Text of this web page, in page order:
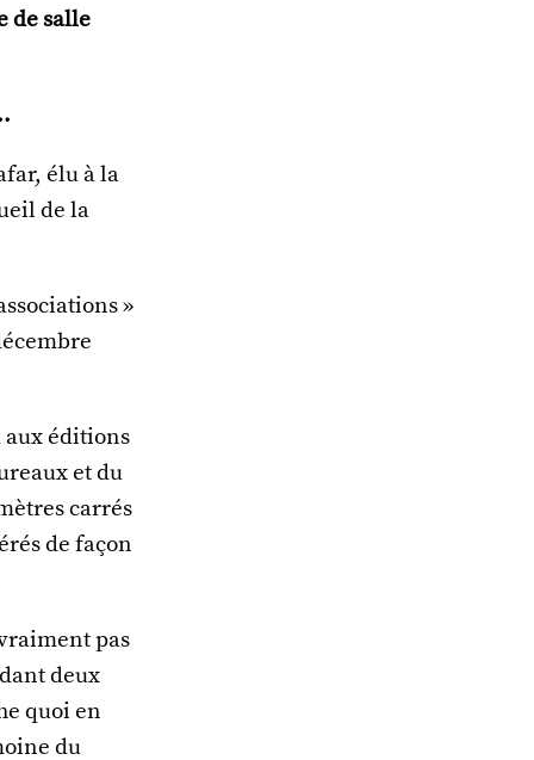
de salle
élu à la
de la
»
éditions
et du
carrés
de façon
pas
deux
quoi en
du